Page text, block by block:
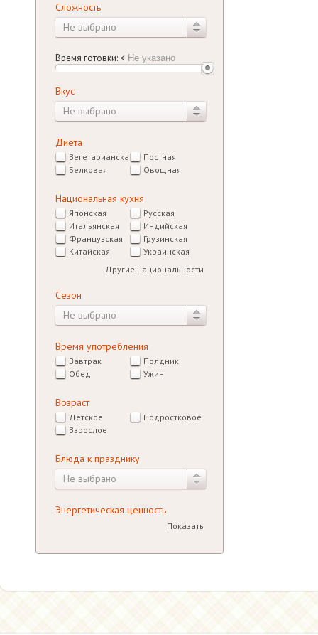
Сложность
Не выбрано
Время готовки: <
Вкус
Не выбрано
Диета
Вегетарианская
Постная
Белковая
Овощная
Национальная кухня
Японская
Русская
Итальянская
Индийская
Французская
Грузинская
Китайская
Украинская
Другие национальности
Сезон
Не выбрано
Время употребления
Завтрак
Полдник
Обед
Ужин
Возраст
Детское
Подростковое
Взрослое
Блюда к празднику
Не выбрано
Энергетическая ценность
Показать